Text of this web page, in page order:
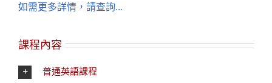
如需更多詳情，請查詢…
課程內容
普通英語課程